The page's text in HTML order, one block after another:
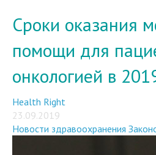
Сроки оказания
помощи для
онкологией в
Health Right
23.09.2019
Новости здравоохранения